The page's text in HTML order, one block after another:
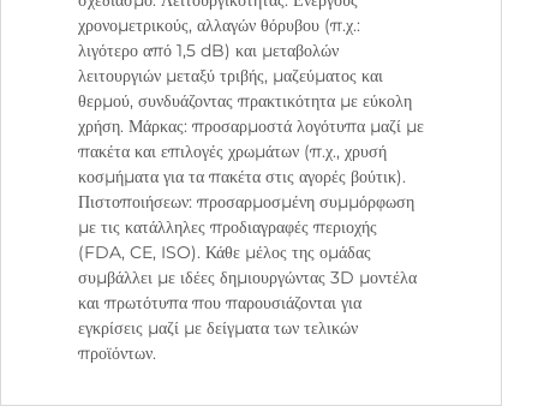
χρονομετρικούς, αλλαγών θόρυβου (π.χ.:
λιγότερο από 1,5 dB) και μεταβολών
λειτουργιών μεταξύ τριβής, μαζεύματος και
θερμού, συνδυάζοντας πρακτικότητα με εύκολη
χρήση. Μάρκας: προσαρμοστά λογότυπα μαζί με
πακέτα και επιλογές χρωμάτων (π.χ., χρυσή
κοσμήματα για τα πακέτα στις αγορές βούτικ).
Πιστοποιήσεων: προσαρμοσμένη συμμόρφωση
με τις κατάλληλες προδιαγραφές περιοχής
(FDA, CE, ISO). Κάθε μέλος της ομάδας
συμβάλλει με ιδέες δημιουργώντας 3D μοντέλα
και πρωτότυπα που παρουσιάζονται για
εγκρίσεις μαζί με δείγματα των τελικών
προϊόντων.